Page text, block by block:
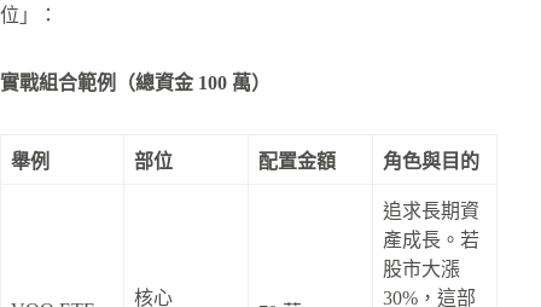
位」：
實戰組合範例（總資金 100 萬）
舉例 部位 配置金額 角色與目的
核心
追求長期資
產成長。若
股市大漲
30%，這部